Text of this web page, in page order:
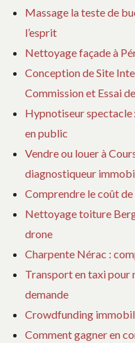
Massage la teste de
l’esprit
Nettoyage façade à
Conception de Site
Commission et Essai
Hypnotiseur spectacle
en public
Vendre ou louer à
diagnostiqueur
Comprendre le coût
Nettoyage toiture
drone
Charpente Nérac :
Transport en taxi pour
demande
Crowdfunding
Comment gagner en